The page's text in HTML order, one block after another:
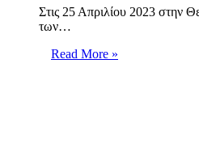
Στις 25 Απριλίου 2023 στην
των…
Read More »